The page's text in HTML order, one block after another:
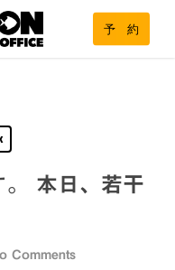
予 約
。 本日、若干
Comments